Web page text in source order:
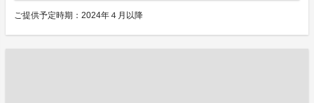
ご提供予定時期：2024年４月以降